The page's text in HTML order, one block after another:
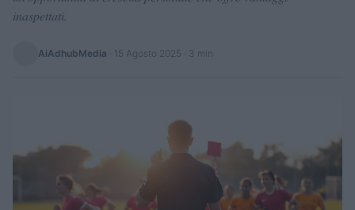
inaspettati.
AiAdhubMedia 15 Agosto 2025 · 3 min